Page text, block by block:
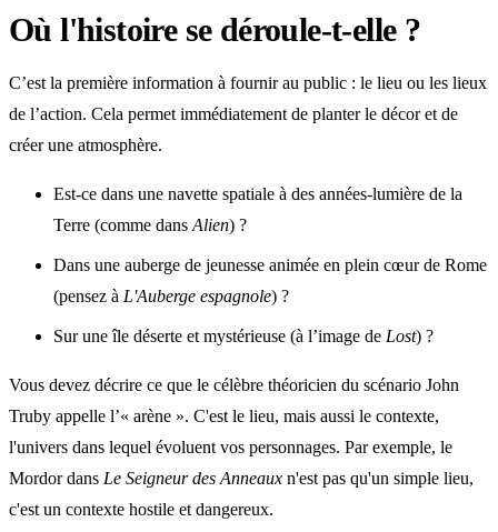
Où l'histoire se déroule-t-elle ?
C’est la première information à fournir au public : le lieu ou les lieux
de l’action. Cela permet immédiatement de planter le décor et de
créer une atmosphère.
Est-ce dans une navette spatiale à des années-lumière de la
Terre (comme dans Alien) ?
Dans une auberge de jeunesse animée en plein cœur de Rome
(pensez à L'Auberge espagnole) ?
Sur une île déserte et mystérieuse (à l’image de Lost) ?
Vous devez décrire ce que le célèbre théoricien du scénario John
Truby appelle l’« arène ». C'est le lieu, mais aussi le contexte,
l'univers dans lequel évoluent vos personnages. Par exemple, le
Mordor dans Le Seigneur des Anneaux n'est pas qu'un simple lieu,
c'est un contexte hostile et dangereux.